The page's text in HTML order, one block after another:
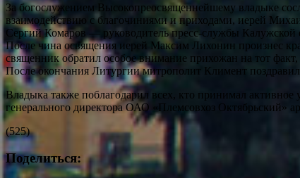
За богослужением Высокопреосвященнейшему владыке
взаимодействию с благочиниями и приходами, иерей
Сергий Комаров — руководитель пресс-службы Калужской
После чина освящения иерей Максим Лихонин произнес
священник обратил особое внимание прихожан на тот
После окончания Литургии митрополит Климент
Владыка также поблагодарил всех, кто принимал
генерального директора ОАО «Племсовхоз Октябрьский»
(525)
Поделиться: